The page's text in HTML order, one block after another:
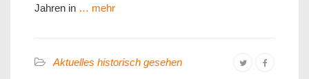
Jahren in … mehr
Aktuelles historisch gesehen